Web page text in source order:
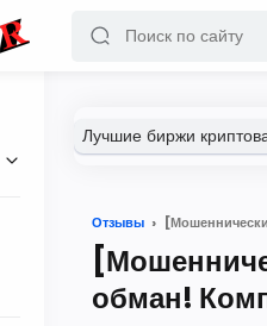
Отзывы
обман!